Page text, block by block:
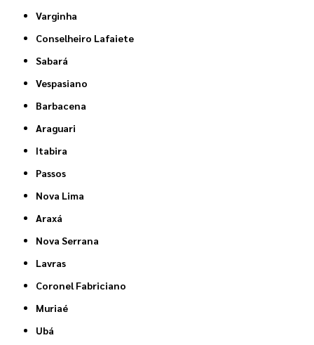
Varginha
Conselheiro Lafaiete
Sabará
Vespasiano
Barbacena
Araguari
Itabira
Passos
Nova Lima
Araxá
Nova Serrana
Lavras
Coronel Fabriciano
Muriaé
Ubá